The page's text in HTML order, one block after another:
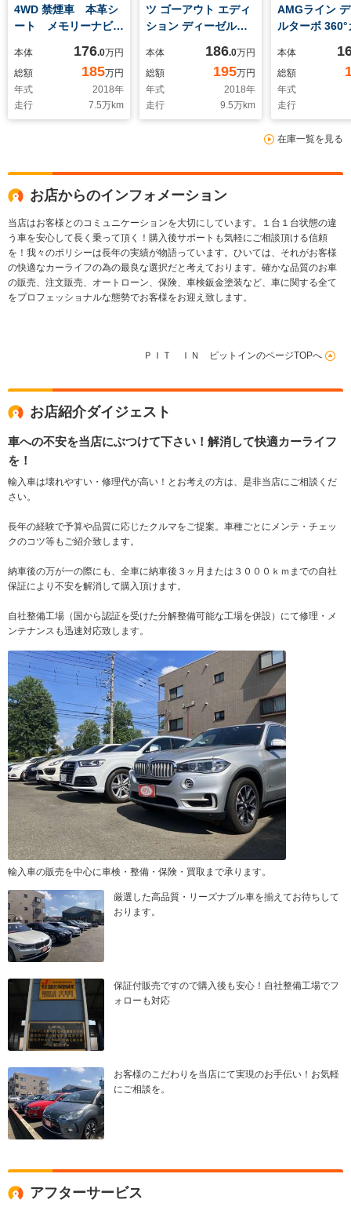
4WD 禁煙車 本革シ
ート メモリーナビ
ブレコーダー レーン
キープアシスト 障害
物センサー 衝突被害
軽減ブレーキ 電動リ
アゲート シートヒー
本体 176.0万円
総額
185万円
年式
2018年
走行
7.5万km
ツ ゴーアウト エディ
ション ディーゼルタ
モリーナビ フルセグ
TV 全周囲カメラ
障害物センサー 衝突
被害軽減ブレーキ 電
動リアゲート シート
ーキングアシスト ア
ダプティブクルーズコ
本体 186.0万円
総額
195万円
年式
2018年
走行
9.5万km
AMGライン
ルターボ 360°
本体
総額
年式
走行
在庫一覧を見る
お店からのインフォメーション
当店はお客様とのコミュニケーションを大切にしています。１台１台状態の違
う車を安心して長く乗って頂く！購入後サポートも気軽にご相談頂ける信頼
を！我々のポリシーは長年の実績が物語っています。ひいては、それがお客様
の快適なカーライフの為の最良な選択だと考えております。確かな品質のお車
の販売、注文販売、オートローン、保険、車検鈑金塗装など、車に関する全て
をプロフェッショナルな態勢でお客様をお迎え致します。
ＰＩＴ ＩＮ ピットインのページTOPへ
お店紹介ダイジェスト
車への不安を当店にぶつけて下さい！解消して快適カーライフ
を！
輸入車は壊れやすい・修理代が高い！とお考えの方は、是非当店にご相談くだ
さい。
長年の経験で予算や品質に応じたクルマをご提案。車種ごとにメンテ・チェッ
クのコツ等もご紹介致します。
納車後の万が一の際にも、全車に納車後３ヶ月または３０００ｋｍまでの自社
保証により不安を解消して購入頂けます。
自社整備工場（国から認証を受けた分解整備可能な工場を併設）にて修理・メ
ンテナンスも迅速対応致します。
輸入車の販売を中心に車検・整備・保険・買取まで承ります。
厳選した高品質・リーズナブル車を揃えてお待ちして
おります。
保証付販売ですので購入後も安心！自社整備工場でフ
ォローも対応
お客様のこだわりを当店にて実現のお手伝い！お気軽
にご相談を。
アフターサービス